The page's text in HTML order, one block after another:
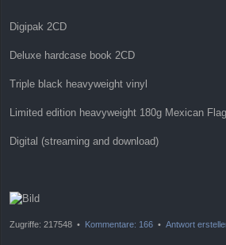
Digipak 2CD
Deluxe hardcase book 2CD
Triple black heavyweight vinyl
Limited edition heavyweight 180g Mexican
Digital (streaming and download)
Zugriffe: 217548 • Kommentare: 166 • Antwort